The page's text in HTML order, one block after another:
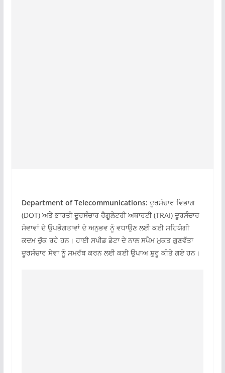
Department of Telecommunications: ਦੂਰਸੰਚਾਰ ਵਿਭਾਗ
(DOT) ਅਤੇ ਭਾਰਤੀ ਦੂਰਸੰਚਾਰ ਰੈਗੂਲੇਟਰੀ ਅਥਾਰਟੀ (TRAI) ਦੂਰਸੰਚਾਰ
ਸੇਵਾਵਾਂ ਦੇ ਉਪਭੋਗਤਾਵਾਂ ਦੇ ਅਨੁਭਵ ਨੂੰ ਵਧਾਉਣ ਲਈ ਕਈ ਸਹਿਯੋਗੀ
ਕਦਮ ਚੁੱਕ ਰਹੇ ਹਨ। ਹਾਈ ਸਪੀਡ ਡੇਟਾ ਦੇ ਨਾਲ ਸਪੈਮ ਮੁਕਤ ਗੁਣਵੱਤਾ
ਦੂਰਸੰਚਾਰ ਸੇਵਾ ਨੂੰ ਸਮਰੱਥ ਕਰਨ ਲਈ ਕਈ ਉਪਾਅ ਸ਼ੁਰੂ ਕੀਤੇ ਗਏ ਹਨ।